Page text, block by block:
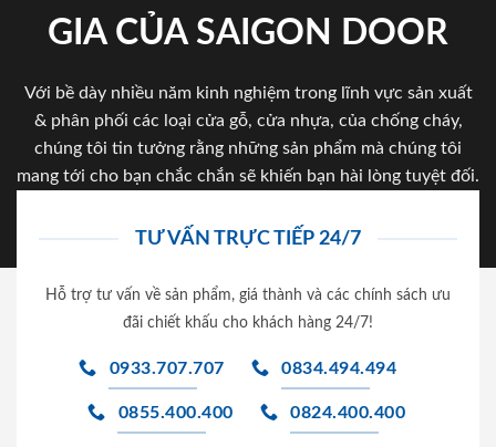
GIA CỦA SAIGON DOOR
Với bề dày nhiều năm kinh nghiệm trong lĩnh vực sản xuất
& phân phối các loại cửa gỗ, cửa nhựa, của chống cháy,
chúng tôi tin tưởng rằng những sản phẩm mà chúng tôi
mang tới cho bạn chắc chắn sẽ khiến bạn hài lòng tuyệt đối.
TƯ VẤN TRỰC TIẾP 24/7
Hỗ trợ tư vấn về sản phẩm, giá thành và các chính sách ưu
đãi chiết khấu cho khách hàng 24/7!
0933.707.707 0834.494.494
0855.400.400 0824.400.400